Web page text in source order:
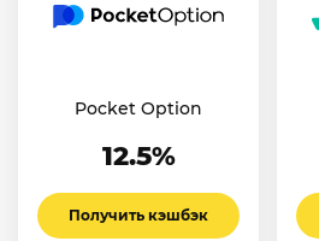
Pocket Option
12.5%
Получить кэшбэк